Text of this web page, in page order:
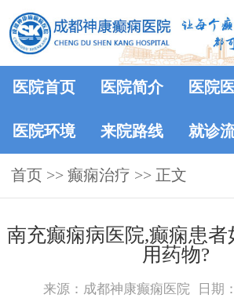
医院首页 医院简介 医院
医院环境 来院路线 就诊
首页 >> 癫痫治疗 >> 正文
南充癫痫病医院,癫痫患者
用药物?
来源：成都神康癫痫医院 日期